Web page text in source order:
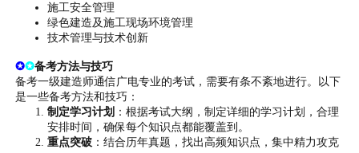
施工安全管理
绿色建造及施工现场环境管理
技术管理与技术创新
✪✪备考方法与技巧
备考一级建造师通信广电专业的考试，需要有条不紊地进行。以下
是一些备考方法和技巧：
制定学习计划 ：根据考试大纲，制定详细的学习计划，合理
安排时间，确保每个知识点都能覆盖到。
重点突破 ：结合历年真题，找出高频知识点，集中精力攻克